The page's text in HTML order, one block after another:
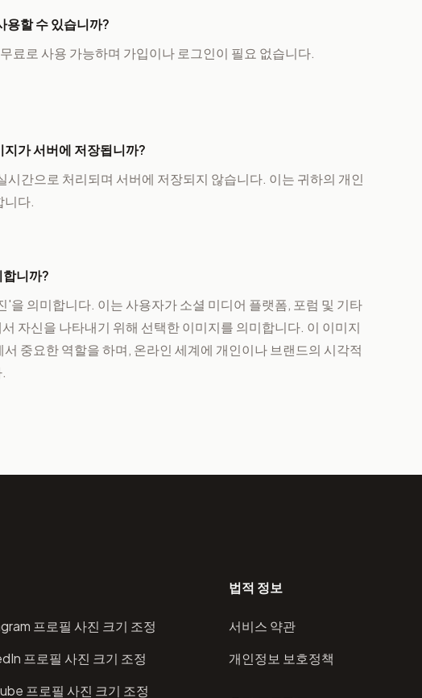
용할 수 있습니까?
료로 사용 가능하며 가입이나 로그인이 필요 없습니다.
지가 서버에 저장됩니까?
시간으로 처리되며 서버에 저장되지 않습니다. 이는 귀하의 개인
니다.
합니까?
'을 의미합니다. 이는 사용자가 소셜 미디어 플랫폼, 포럼 및 기타
자신을 나타내기 위해 선택한 이미지를 의미합니다. 이 이미지
중요한 역할을 하며, 온라인 세계에 개인이나 브랜드의 시각적
프로필 사진 크기 조정
프로필 사진 크기 조정
프로필 사진 크기 조정
법적 정보
서비스 약관
개인정보 보호정책